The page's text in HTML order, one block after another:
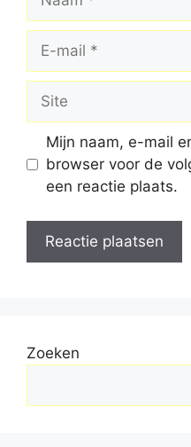
Site
Mijn naam, e-mail
browser voor de
een reactie plaats.
Zoeken